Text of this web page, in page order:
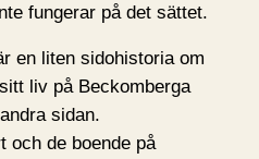
fungerar på det sättet.
en liten sidohistoria om
liv på Beckomberga
sidan.
och de boende på